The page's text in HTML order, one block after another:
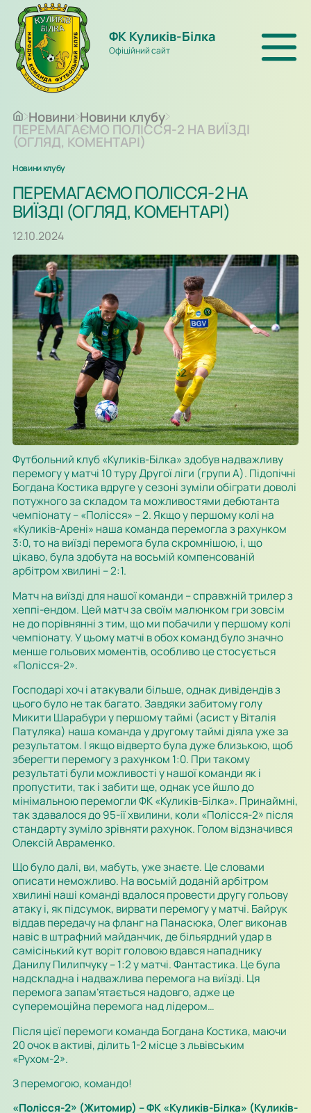
ФК Куликів-Білка
Офіційний сайт
Новини Новини клубу
ПЕРЕМАГАЄМО ПОЛІССЯ-2 НА ВИЇЗДІ
(ОГЛЯД, КОМЕНТАРІ)
Новини клубу
ПЕРЕМАГАЄМО ПОЛІССЯ-2 НА
ВИЇЗДІ (ОГЛЯД, КОМЕНТАРІ)
12.10.2024
Футбольний клуб «Куликів-Білка» здобув надважливу
перемогу у матчі 10 туру Другої ліги (групи А). Підопічні
Богдана Костика вдруге у сезоні зуміли обіграти доволі
потужного за складом та можливостями дебютанта
чемпіонату – «Полісся» – 2. Якщо у першому колі на
«Куликів-Арені» наша команда перемогла з рахунком
3:0, то на виїзді перемога була скромнішою, і, що
цікаво, була здобута на восьмій компенсованій
арбітром хвилині – 2:1.
Матч на виїзді для нашої команди – справжній трилер з
хеппі-ендом. Цей матч за своїм малюнком гри зовсім
не до порівнянні з тим, що ми побачили у першому колі
чемпіонату. У цьому матчі в обох команд було значно
менше гольових моментів, особливо це стосується
«Полісся-2».
Господарі хоч і атакували більше, однак дивідендів з
цього було не так багато. Завдяки забитому голу
Микити Шарабури у першому таймі (асист у Віталія
Патуляка) наша команда у другому таймі діяла уже за
результатом. І якщо відверто була дуже близькою, щоб
зберегти перемогу з рахунком 1:0. При такому
результаті були можливості у нашої команди як і
пропустити, так і забити ще, однак усе йшло до
мінімальною перемогли ФК «Куликів-Білка». Принаймні,
так здавалося до 95-ії хвилини, коли «Полісся-2» після
стандарту зуміло зрівняти рахунок. Голом відзначився
Олексій Авраменко.
Що було далі, ви, мабуть, уже знаєте. Це словами
описати неможливо. На восьмій доданій арбітром
хвилині наші команді вдалося провести другу гольову
атаку і, як підсумок, вирвати перемогу у матчі. Байрук
віддав передачу на фланг на Панасюка, Олег виконав
навіс в штрафний майданчик, де більярдний удар в
самісінький кут воріт головою вдався нападнику
Данилу Пилипчуку – 1:2 у матчі. Фантастика. Це була
надскладна і надважлива перемога на виїзді. Ця
перемога запам’ятається надовго, адже це
суперемоційна перемога над лідером…
Після цієї перемоги команда Богдана Костика, маючи
20 очок в активі, ділить 1-2 місце з львівським
«Рухом-2».
З перемогою, командо!
«Полісся-2» (Житомир) – ФК «Куликів-Білка» (Куликів-